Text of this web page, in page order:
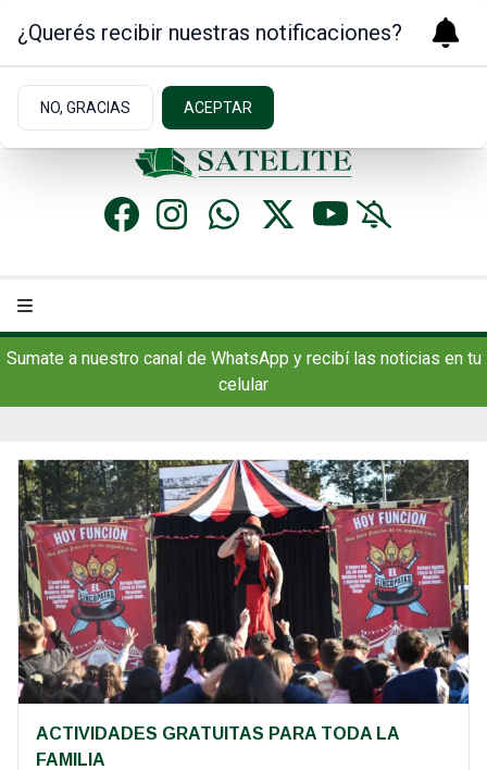
11.6ºc | Concordia, AR
Sumate a nuestro canal de WhatsApp y recibí las noticias en tu
celular
ACTIVIDADES GRATUITAS PARA TODA LA
FAMILIA
¿Querés recibir nuestras notificaciones?
NO, GRACIAS ACEPTAR